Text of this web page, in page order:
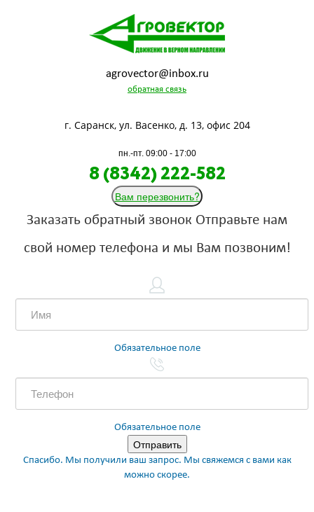
agrovector@inbox.ru
обратная связь
г. Саранск, ул. Васенко, д. 13, офис 204
пн.-пт. 09:00 - 17:00
8 (8342) 222-582
Вам перезвонить?
Заказать обратный звонок Отправьте нам
свой номер телефона и мы Вам позвоним!
Обязательное поле
Обязательное поле
Спасибо. Мы получили ваш запрос. Мы свяжемся с вами как
можно скорее.